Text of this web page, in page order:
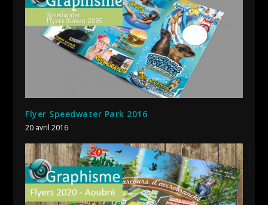
Flyer Speedwater Park 2016
20 avril 2016